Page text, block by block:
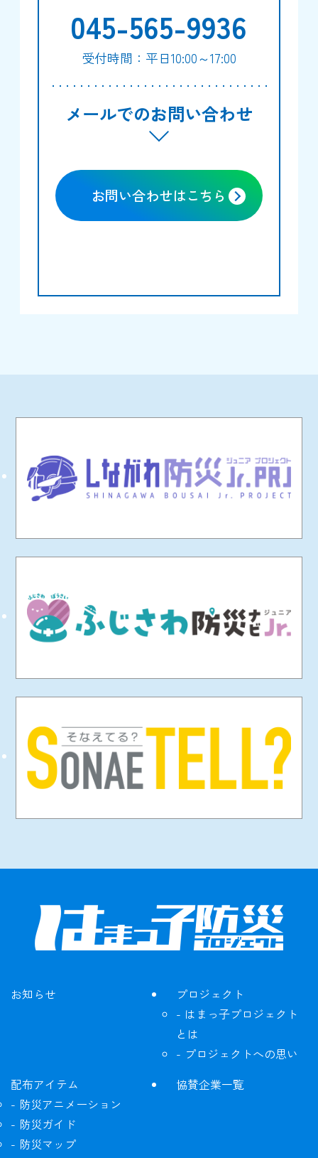
045-565-9936
受付時間：平日10:00～17:00
メールでのお問い合わせ
お問い合わせはこちら
お知らせ
プロジェクト
はまっ子プロジェクト
とは
プロジェクトへの思い
配布アイテム
防災アニメーション
防災ガイド
防災マップ
協賛企業一覧